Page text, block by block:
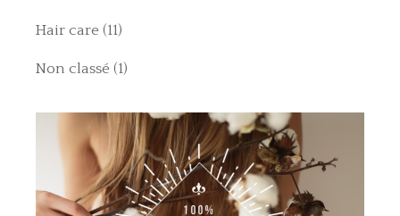
Hair care (11)
Non classé (1)